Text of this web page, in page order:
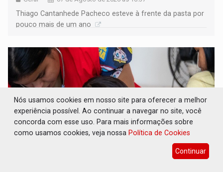
Thiago Cantanhede Pacheco esteve à frente da pasta por
pouco mais de um ano
Nós usamos cookies em nosso site para oferecer a melhor
experiência possível. Ao continuar a navegar no site, você
concorda com esse uso. Para mais informações sobre
como usamos cookies, veja nossa Política de Cookies
Continuar